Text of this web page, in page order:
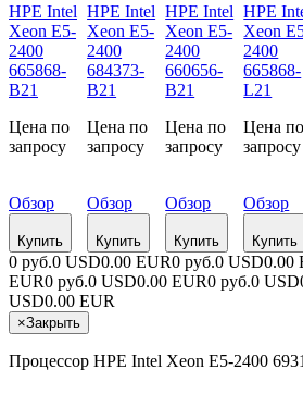
HPE Intel
Xeon E5-
2400
665868-
B21
Цена по
запросу
Обзор
Купить
HPE Intel
Xeon E5-
2400
684373-
B21
Цена по
запросу
Обзор
Купить
HPE Intel
Xeon E5-
2400
660656-
B21
Цена по
запросу
Обзор
Купить
HPE
Xeon
2400
665868-
L21
Цена по
запросу
Обзор
Купить
0 руб.0 USD0.00 EUR0 руб.0 USD0.00
EUR0 руб.0 USD0.00 EUR0 руб.0 USD
USD0.00 EUR
×Закрыть
Процессор HPE Intel Xeon E5-2400